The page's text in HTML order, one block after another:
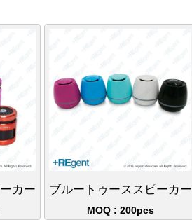
カー ブルートゥーススピーカー
MOQ : 200pcs